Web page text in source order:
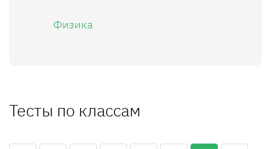
Физика
Тесты по классам